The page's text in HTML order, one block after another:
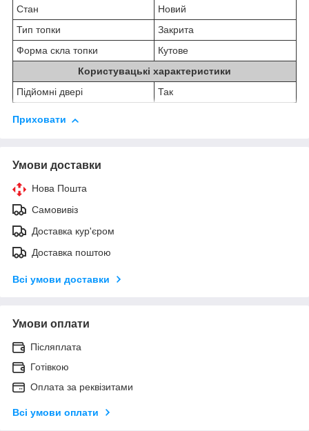
Стан
Новий
Тип топки
Закрита
Форма скла топки
Кутове
Користувацькі характеристики
Підйомні двері
Так
Приховати
Умови доставки
Нова Пошта
Самовивіз
Доставка кур'єром
Доставка поштою
Всі умови доставки
Умови оплати
Післяплата
Готівкою
Оплата за реквізитами
Всі умови оплати